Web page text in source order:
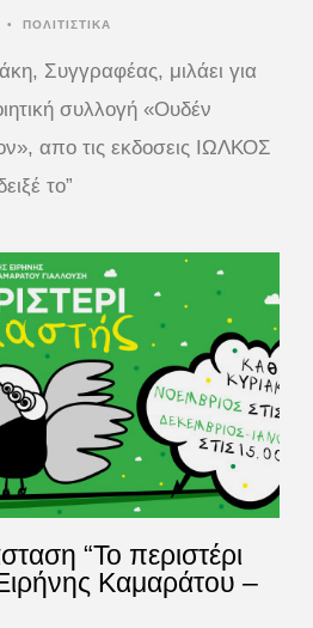
• ΠΟΛΙΤΙΣΤΙΚΑ
Συγγραφέας, μιλάει για
συλλογή «Ουδέν
απο τις εκδοσεις ΙΩΛΚΟΣ
το”
“Το περιστέρι
Καμαράτου –